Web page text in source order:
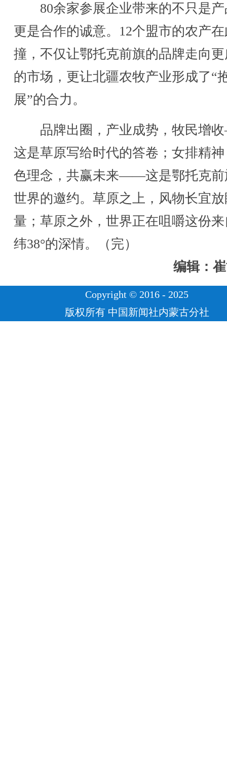
80余家参展企业带来的不只是产
更是合作的诚意。12个盟市的农产
撞，不仅让鄂托克前旗的品牌走向
的市场，更让北疆农牧产业形成了“
展”的合力。
品牌出圈，产业成势，牧民增
这是草原写给时代的答卷；女排精
色理念，共赢未来——这是鄂托克前
世界的邀约。草原之上，风物长宜
量；草原之外，世界正在咀嚼这份
纬38°的深情。（完）
编辑：
Copyright © 2016 - 2025
版权所有 中国新闻社内蒙古分社